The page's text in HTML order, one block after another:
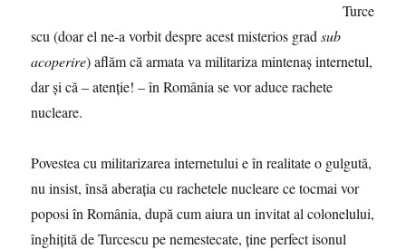
Turce
scu (doar el ne-a vorbit despre acest misterios gradsub
acoperire) aflăm că armata va militariza mintenaș internetul,
dar și că – atenție! – în România se vor aduce rachete
nucleare.
Povestea cu militarizarea internetului e în realitate o gulgută,
nu insist, însă aberația cu rachetele nucleare ce tocmai vor
poposi în România, după cum aiura un invitat al colonelului,
înghițită de Turcescu pe nemestecate, ține perfect isonul